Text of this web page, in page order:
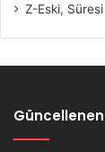
Z-Eski,